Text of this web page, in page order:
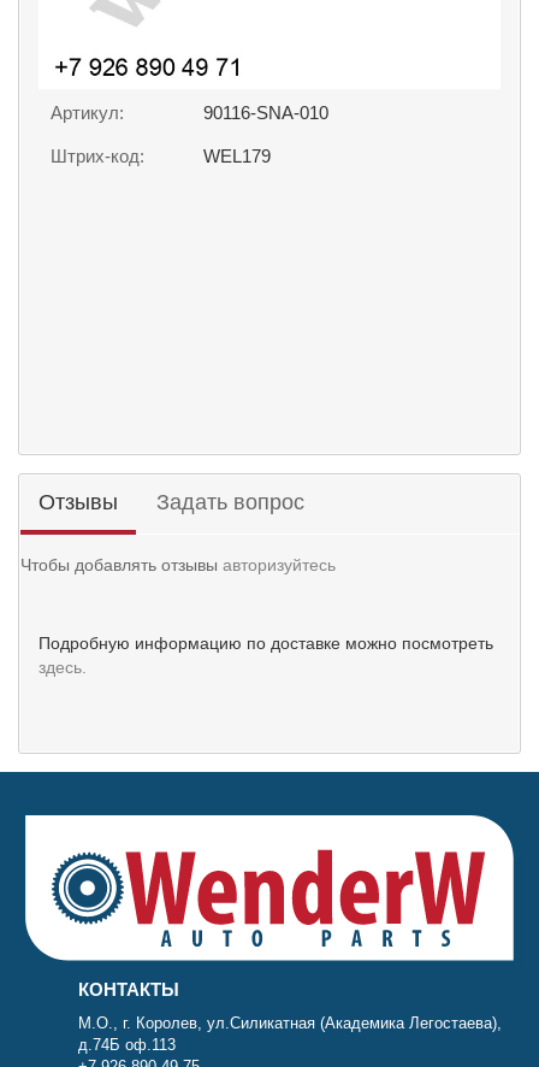
Артикул: 90116-SNA-010
Штрих-код: WEL179
Отзывы Задать вопрос
Чтобы добавлять отзывы авторизуйтесь
Подробную информацию по доставке можно посмотреть
здесь.
КОНТАКТЫ
М.О., г. Королев, ул.Силикатная (Академика Легостаева),
д.74Б оф.113